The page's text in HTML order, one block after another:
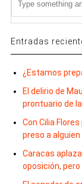
Entradas
¿Estamos
El delirio de
prontuario de
Con Cilia
preso a
Caracas
oposición,